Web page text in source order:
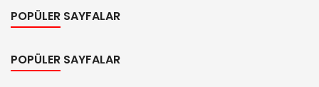
POPÜLER SAYFALAR
POPÜLER SAYFALAR